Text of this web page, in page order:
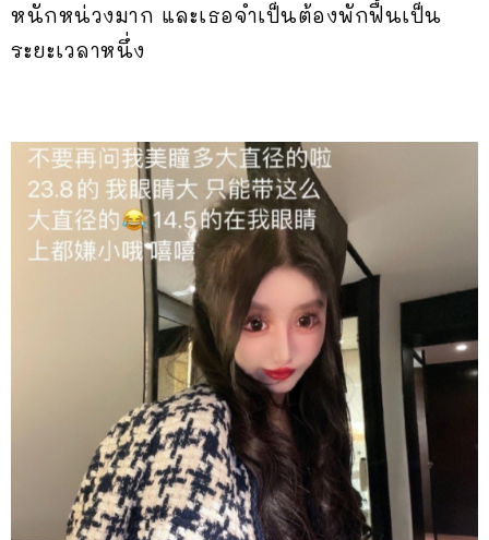
หนักหน่วงมาก และเธอจำเป็นต้องพักฟื้นเป็น
ระยะเวลาหนึ่ง